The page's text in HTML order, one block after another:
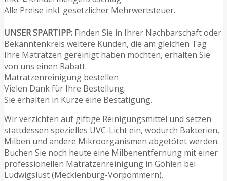
Alle Preise inkl. gesetzlicher Mehrwertsteuer.
UNSER SPARTIPP: Finden Sie in Ihrer Nachbarschaft oder
Bekanntenkreis weitere Kunden, die am gleichen Tag
Ihre Matratzen gereinigt haben möchten, erhalten Sie
von uns einen Rabatt.
Matratzenreinigung bestellen
Vielen Dank für Ihre Bestellung.
Sie erhalten in Kürze eine Bestätigung.
Wir verzichten auf giftige Reinigungsmittel und setzen
stattdessen spezielles UVC-Licht ein, wodurch Bakterien,
Milben und andere Mikroorganismen abgetötet werden.
Buchen Sie noch heute eine Milbenentfernung mit einer
professionellen Matratzenreinigung in Göhlen bei
Ludwigslust (Mecklenburg-Vorpommern).